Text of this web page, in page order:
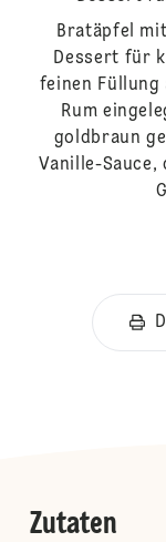
Bratäpfel
Dessert für
feinen Füllung
Rum
goldbraun
Vanille-
Zutaten